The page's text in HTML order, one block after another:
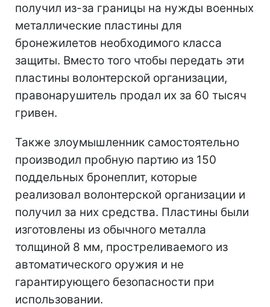
получил из-за границы на нужды военных
металлические пластины для
бронежилетов необходимого класса
защиты. Вместо того чтобы передать эти
пластины волонтерской организации,
правонарушитель продал их за 60 тысяч
гривен.
Также злоумышленник самостоятельно
производил пробную партию из 150
поддельных бронеплит, которые
реализовал волонтерской организации и
получил за них средства. Пластины были
изготовлены из обычного металла
толщиной 8 мм, простреливаемого из
автоматического оружия и не
гарантирующего безопасности при
использовании.